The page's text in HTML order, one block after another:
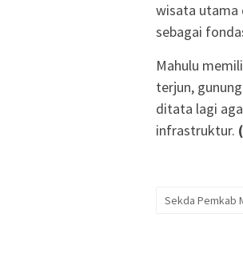
wisata utama
sebagai
Mahulu
terjun,
ditata lagi
infrastruktur.
Sekda Pemkab